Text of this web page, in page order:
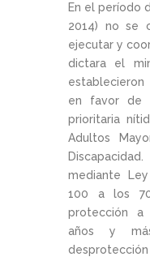
En el período
2014) no se
ejecutar y
dictara el
en favor de
prioritaria
Adultos
mediante
100 a los
protección a
años y